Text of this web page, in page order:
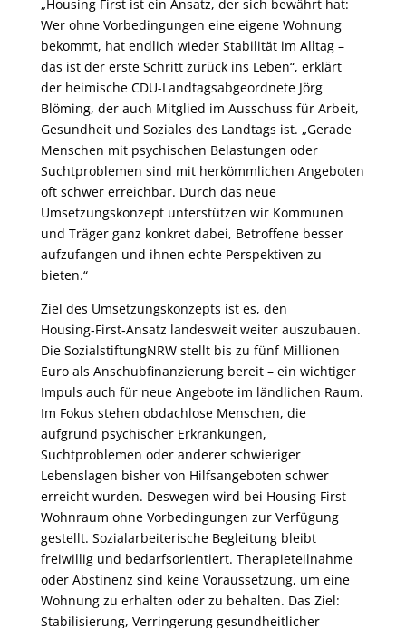
„Housing First ist ein Ansatz, der sich bewährt hat:
Wer ohne Vorbedingungen eine eigene Wohnung
bekommt, hat endlich wieder Stabilität im Alltag –
das ist der erste Schritt zurück ins Leben“, erklärt
der heimische CDU-Landtagsabgeordnete Jörg
Blöming, der auch Mitglied im Ausschuss für Arbeit,
Gesundheit und Soziales des Landtags ist. „Gerade
Menschen mit psychischen Belastungen oder
Suchtproblemen sind mit herkömmlichen Angeboten
oft schwer erreichbar. Durch das neue
Umsetzungskonzept unterstützen wir Kommunen
und Träger ganz konkret dabei, Betroffene besser
aufzufangen und ihnen echte Perspektiven zu
bieten.“
Ziel des Umsetzungskonzepts ist es, den
Housing‑First‑Ansatz landesweit weiter auszubauen.
Die SozialstiftungNRW stellt bis zu fünf Millionen
Euro als Anschubfinanzierung bereit – ein wichtiger
Impuls auch für neue Angebote im ländlichen Raum.
Im Fokus stehen obdachlose Menschen, die
aufgrund psychischer Erkrankungen,
Suchtproblemen oder anderer schwieriger
Lebenslagen bisher von Hilfsangeboten schwer
erreicht wurden. Deswegen wird bei Housing First
Wohnraum ohne Vorbedingungen zur Verfügung
gestellt. Sozialarbeiterische Begleitung bleibt
freiwillig und bedarfsorientiert. Therapieteilnahme
oder Abstinenz sind keine Voraussetzung, um eine
Wohnung zu erhalten oder zu behalten. Das Ziel:
Stabilisierung, Verringerung gesundheitlicher